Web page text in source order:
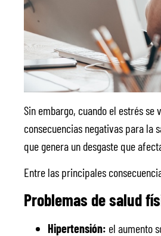
Sin embargo, cuando el estrés
consecuencias negativas para la
que genera un desgaste que
Entre las principales
Problemas de salud
Hipertensión: el aumento